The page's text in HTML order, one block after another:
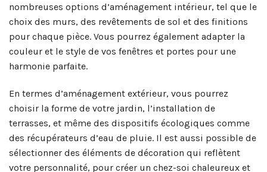
nombreuses options d’aménagement intérieur, tel que le
choix des murs, des revêtements de sol et des finitions
pour chaque pièce. Vous pourrez également adapter la
couleur et le style de vos fenêtres et portes pour une
harmonie parfaite.
En termes d’aménagement extérieur, vous pourrez
choisir la forme de votre jardin, l’installation de
terrasses, et même des dispositifs écologiques comme
des récupérateurs d’eau de pluie. Il est aussi possible de
sélectionner des éléments de décoration qui reflètent
votre personnalité, pour créer un chez-soi chaleureux et